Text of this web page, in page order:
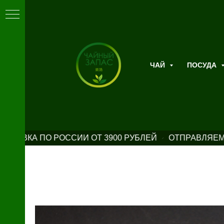
ЧАЙ ПОСУДА
ПО РОССИИ ОТ 3900 РУБЛЕЙ